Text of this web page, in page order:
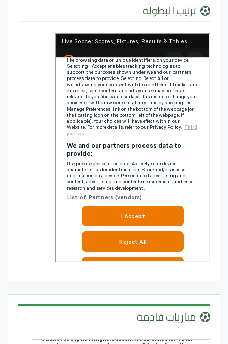
ترتيب البطولة
مباريات قادمة